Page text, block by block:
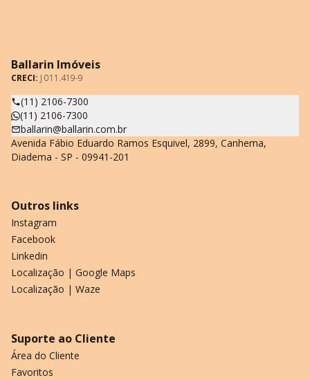
Ballarin Imóveis
CRECI: J 011.419-9
(11) 2106-7300
(11) 2106-7300
ballarin@ballarin.com.br
Avenida Fábio Eduardo Ramos Esquivel, 2899, Canhema,
Diadema - SP - 09941-201
Outros links
Instagram
Facebook
Linkedin
Localização | Google Maps
Localização | Waze
Suporte ao Cliente
Área do Cliente
Favoritos